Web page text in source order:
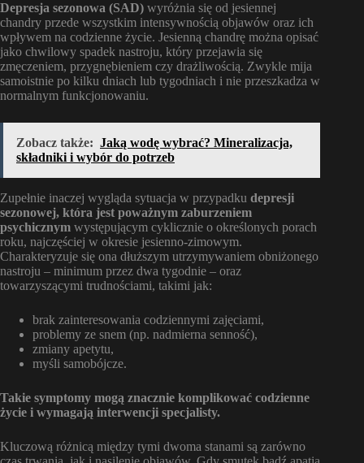
Depresja sezonowa (SAD) wyróżnia się od jesiennej
chandry przede wszystkim intensywnością objawów oraz ich
wpływem na codzienne życie. Jesienną chandrę można opisać
jako chwilowy spadek nastroju, który przejawia się
zmęczeniem, przygnębieniem czy drażliwością. Zwykle mija
samoistnie po kilku dniach lub tygodniach i nie przeszkadza w
normalnym funkcjonowaniu.
Zobacz także: Jaką wodę wybrać? Mineralizacja,
składniki i wybór do potrzeb
Zupełnie inaczej wygląda sytuacja w przypadku depresji
sezonowej, która jest poważnym zaburzeniem
psychicznym występującym cyklicznie o określonych porach
roku, najczęściej w okresie jesienno-zimowym.
Charakteryzuje się ona dłuższym utrzymywaniem obniżonego
nastroju – minimum przez dwa tygodnie – oraz
towarzyszącymi trudnościami, takimi jak:
brak zainteresowania codziennymi zajęciami,
problemy ze snem (np. nadmierna senność),
zmiany apetytu,
myśli samobójcze.
Takie symptomy mogą znacznie komplikować codzienne
życie i wymagają interwencji specjalisty.
Kluczową różnicą między tymi dwoma stanami są zarówno